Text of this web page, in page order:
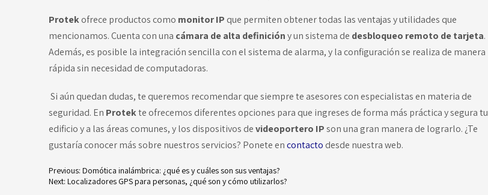
Protekofrece productos como monitor IP que permiten obtener todas las ventajas y utilidades que
mencionamos. Cuenta con una cámara de alta definicióny un sistema de desbloqueo remoto de tarjeta.
Además, es posible la integración sencilla con el sistema de alarma, y la configuración se realiza de manera
rápida sin necesidad de computadoras.
Si aún quedan dudas, te queremos recomendar que siempre te asesores con especialistas en materia de
seguridad. En Protekte ofrecemos diferentes opciones para que ingreses de forma más práctica y segura tu
edificio y a las áreas comunes, y los dispositivos devideoportero IPson una gran manera de lograrlo. ¿Te
gustaría conocer más sobre nuestros servicios? Ponete encontacto desde nuestra web.
Previous: Domótica inalámbrica: ¿qué es y cuáles son sus ventajas?
Next: Localizadores GPS para personas, ¿qué son y cómo utilizarlos?